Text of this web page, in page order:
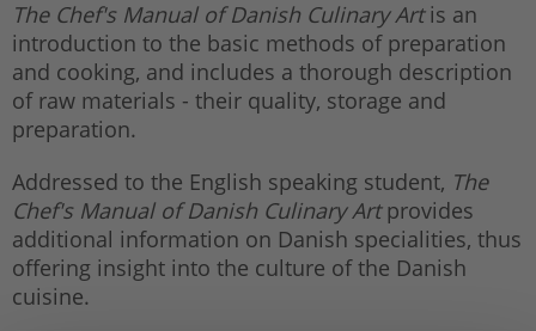
The Chef's Manual of Danish Culinary Artis an
introduction to the basic methods of preparation
and cooking, and includes a thorough description
of raw materials - their quality, storage and
preparation.
Addressed to the English speaking student, The
Chef's Manual of Danish Culinary Artprovides
additional information on Danish specialities, thus
offering insight into the culture of the Danish
cuisine.